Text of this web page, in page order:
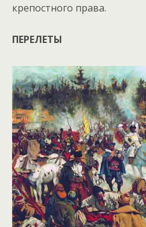
крепостного права.
ПЕРЕЛЕТЫ